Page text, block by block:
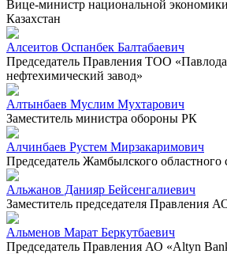
Вице-министр национальной
Казахстан
Алсеитов Оспанбек Балтабаевич
Председатель Правления ТОО
нефтехимический завод»
Алтынбаев Муслим Мухтарович
Заместитель министра обороны РК
Алчинбаев Рустем Мирзакаримович
Председатель Жамбылского областного
Альжанов Данияр Бейсенгалиевич
Заместитель председателя Правления
Альменов Марат Беркутбаевич
Председатель Правления АО «Altyn